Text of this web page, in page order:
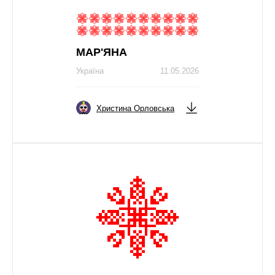
МАР'ЯНА
11.05.2026
Україна
Христина Орловська